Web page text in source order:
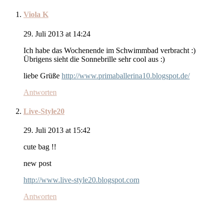
Viola K
29. Juli 2013 at 14:24
Ich habe das Wochenende im Schwimmbad verbracht :)
Übrigens sieht die Sonnebrille sehr cool aus :)
liebe Grüße http://www.primaballerina10.blogspot.de/
Antworten
Live-Style20
29. Juli 2013 at 15:42
cute bag !!
new post
http://www.live-style20.blogspot.com
Antworten